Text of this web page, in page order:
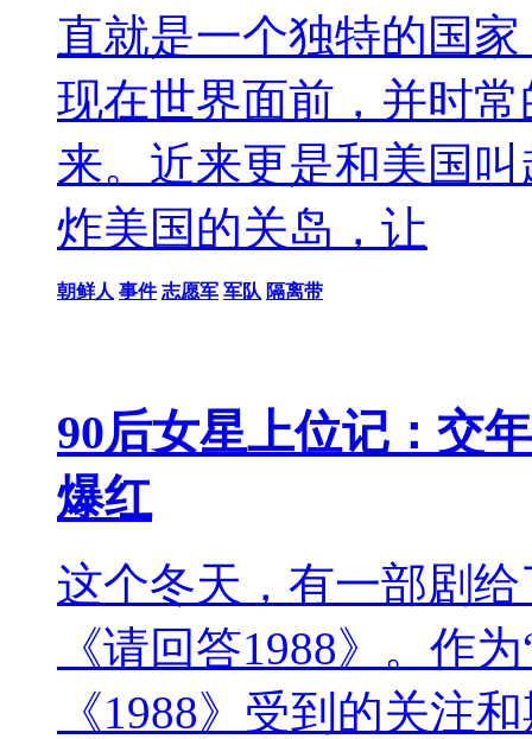
直就是一个独特的国
现在世界面前，并时
来。近来更是和美国
炸美国的关岛，让
朝鲜人 事件 志愿军 军队 隔离带
90后女星上位记：交
爆红
这个冬天，有一部剧
《请回答1988》。作
《1988》受到的关注